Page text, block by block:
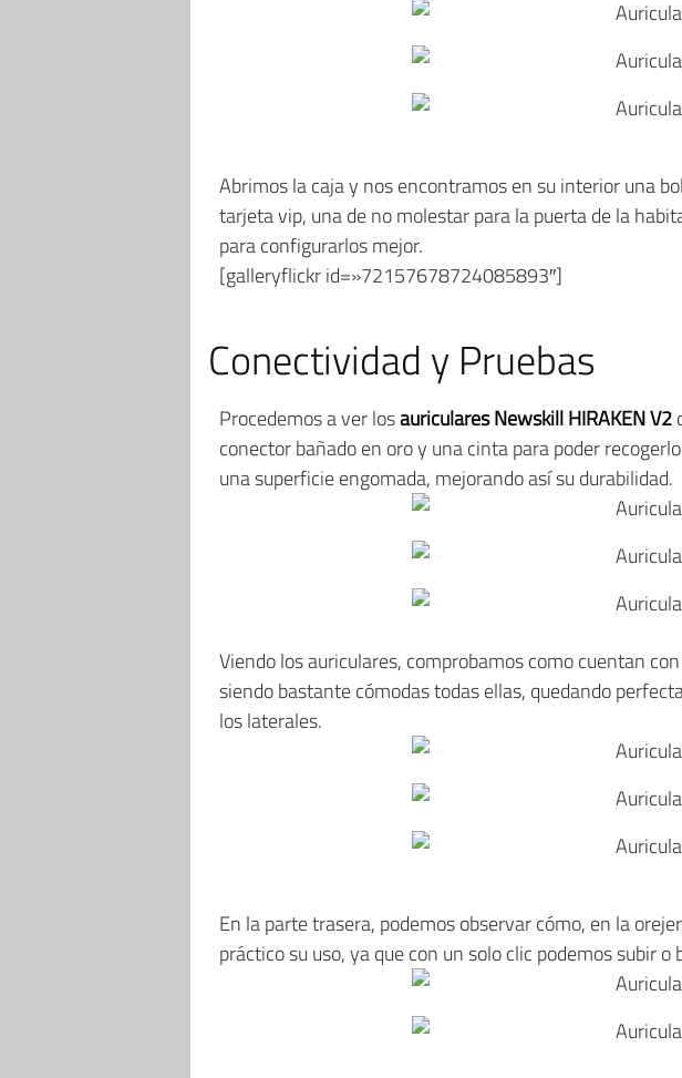
Abrimos la caja y nos encontramos en su interior una
tarjeta vip, una de no molestar para la puerta de la
para configurarlos mejor.
[galleryflickr id=»72157678724085893″]
Conectividad y Pruebas
Procedemos a ver losauriculares Newskill HIRAKEN V2
conector bañado en oro y una cinta para poder
una superficie engomada, mejorando así su durabilidad.
Viendo los auriculares, comprobamos como cuentan
siendo bastante cómodas todas ellas, quedando
los laterales.
En la parte trasera, podemos observar cómo, en la
práctico su uso, ya que con un solo clic podemos subir